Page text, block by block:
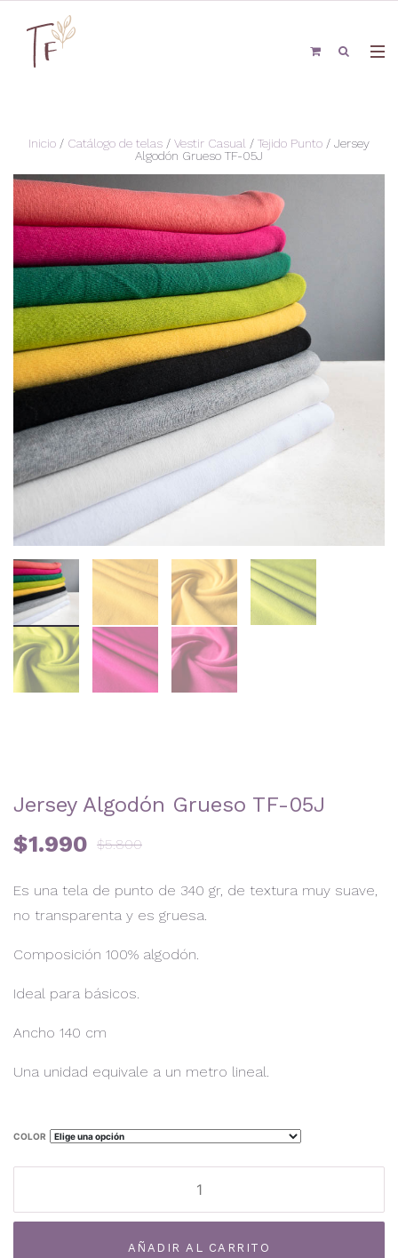
Inicio / Catálogo de telas / Vestir Casual / Tejido Punto / Jersey
Algodón Grueso TF-05J
Jersey Algodón Grueso TF-05J
$5.800
$1.990
Es una tela de punto de 340 gr, de textura muy suave,
no transparenta y es gruesa.
Composición 100% algodón.
Ideal para básicos.
Ancho 140 cm
Una unidad equivale a un metro lineal.
COLOR
Grueso
AÑADIR AL CARRITO